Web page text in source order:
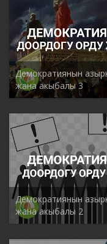
Демократиянын
жана акыбалы 3
Демократиянын
жана акыбалы 2